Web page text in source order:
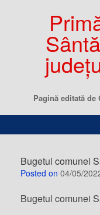
Pagină editată
Bugetul comunei
Posted on 04/05/
Bugetul comunei